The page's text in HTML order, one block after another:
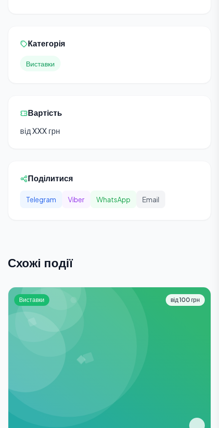
Категорія
Виставки
Вартість
від XXX грн
Поділитися
Telegram Viber WhatsApp Email
Схожі події
Виставки від 100 грн